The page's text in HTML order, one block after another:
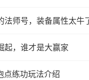
师号，装备属性太牛
起，谁才是大赢家
点练功玩法介绍